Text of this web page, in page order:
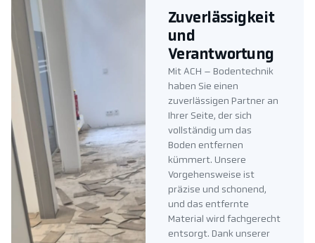
Zuverlässigkeit
und
Verantwortung
Mit ACH – Bodentechnik
haben Sie einen
zuverlässigen Partner an
Ihrer Seite, der sich
vollständig um das
Boden entfernen
kümmert. Unsere
Vorgehensweise ist
präzise und schonend,
und das entfernte
Material wird fachgerecht
entsorgt. Dank unserer